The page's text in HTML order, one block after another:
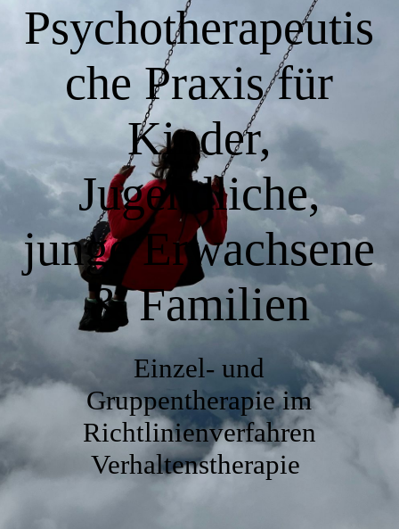
Psychotherapeutis
che Praxis für
Kinder,
Jugendliche,
junge Erwachsene
& Familien
Einzel- und
Gruppentherapie im
Richtlinienverfahren
Verhaltenstherapie
Lage/Anfahrt
Datenschutzerklärung
Impressum